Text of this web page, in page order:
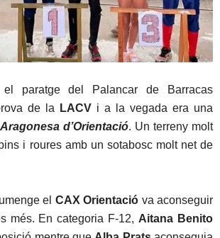
paratge del Palancar de Barracas
de la
LACV i a la vegada era una
d’Orientació. Un terreny molt
i roures amb un sotabosc molt net de
el CAX Orientació va aconseguir
més. En categoria F-12, Aitana Benito